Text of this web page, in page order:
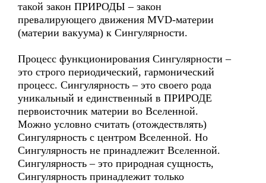
такой закон ПРИРОДЫ – закон
превалирующего движения MVD-материи
(материи вакуума) к Сингулярности.
Процесс функционирования Сингулярности –
это строго периодический, гармонический
процесс. Сингулярность – это своего рода
уникальный и единственный в ПРИРОДЕ
первоисточник материи во Вселенной.
Можно условно считать (отождествлять)
Сингулярность с центром Вселенной. Но
Сингулярность не принадлежит Вселенной.
Сингулярность – это природная сущность,
Сингулярность принадлежит только